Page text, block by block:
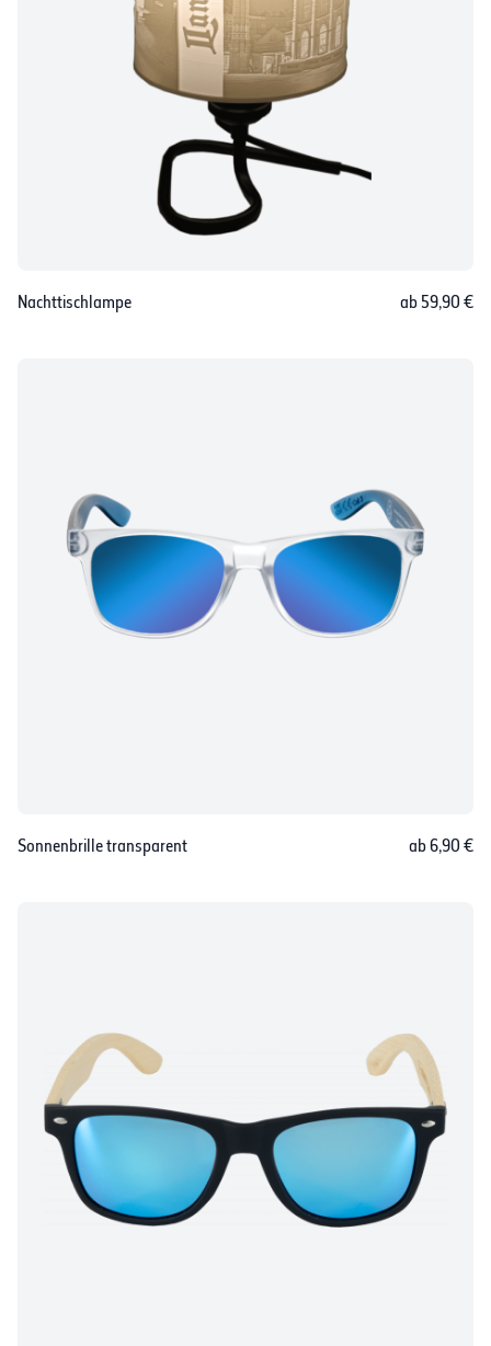
Nachttischlampe ab 59,90 €
Sonnenbrille transparent ab 6,90 €